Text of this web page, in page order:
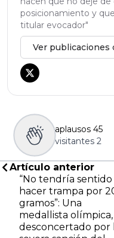
posicionamiento y
titular evocador"
Ver publicaciones
aplausos 45
visitantes 2
Artículo anterior
“No tendría sentido
hacer trampa por
gramos”: Una
medallista olímpica,
desconcertado por